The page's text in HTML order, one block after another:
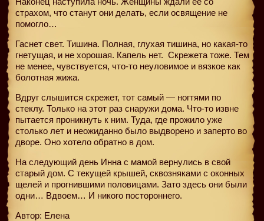
страхом, что станут они делать, если освящение не
помогло…
Гаснет свет. Тишина. Полная, глухая тишина, но какая-то
гнетущая, и не хорошая. Капель нет. Скрежета тоже. Тем
не менее, чувствуется, что-то неуловимое и вязкое как
болотная жижа.
Вдруг слышится скрежет, тот самый — ногтями по
стеклу. Только на этот раз снаружи дома. Что-то извне
пытается проникнуть к ним. Туда, где прожило уже
столько лет и неожиданно было выдворено и заперто во
дворе. Оно хотело обратно в дом.
На следующий день Инна с мамой вернулись в свой
старый дом. С текущей крышей, сквозняками с оконных
щелей и прогнившими половицами. Зато здесь они были
одни… Вдвоем… И никого постороннего.
Автор: Елена